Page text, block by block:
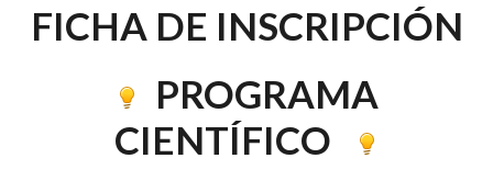
FICHA DE INSCRIPCIÓN
PROGRAMA
CIENTÍFICO